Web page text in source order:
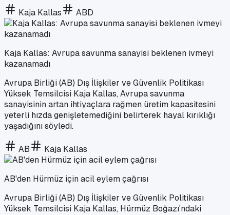
Kaja Kallas ABD
Kaja Kallas: Avrupa savunma sanayisi beklenen ivmeyi
kazanamadı
Avrupa Birliği (AB) Dış İlişkiler ve Güvenlik Politikası
Yüksek Temsilcisi Kaja Kallas, Avrupa savunma
sanayisinin artan ihtiyaçlara rağmen üretim kapasitesini
yeterli hızda genişletemediğini belirterek hayal kırıklığı
yaşadığını söyledi.
AB Kaja Kallas
AB'den Hürmüz için acil eylem çağrısı
Avrupa Birliği (AB) Dış İlişkiler ve Güvenlik Politikası
Yüksek Temsilcisi Kaja Kallas, Hürmüz Boğazı'ndaki